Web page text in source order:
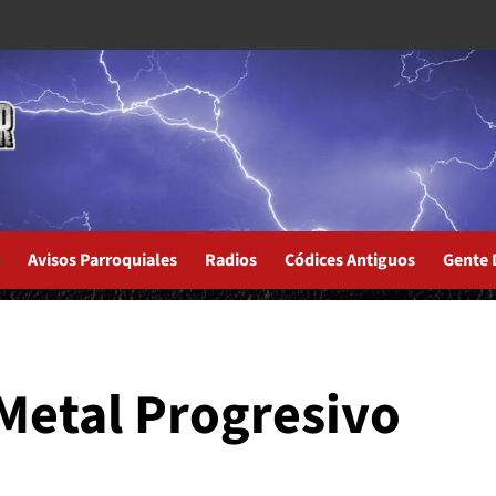
Avisos Parroquiales Radios Códices Antiguos Gente
Progresivo